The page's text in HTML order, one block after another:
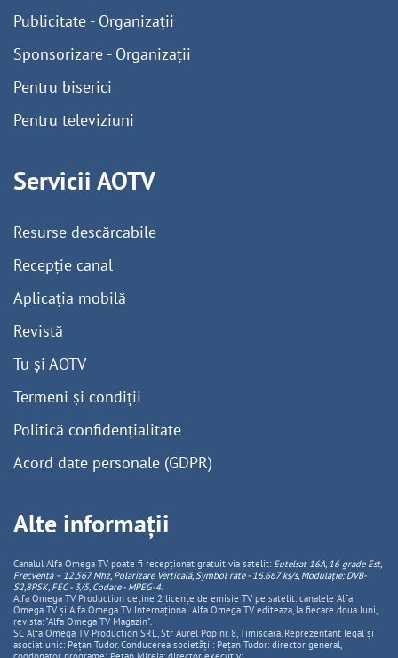
Publicitate - Organizații
Sponsorizare - Organizații
Pentru biserici
Pentru televiziuni
Servicii AOTV
Resurse descărcabile
Recepție canal
Aplicația mobilă
Revistă
Tu și AOTV
Termeni și condiții
Politică confidențialitate
Acord date personale (GDPR)
Alte informații
Canalul Alfa Omega TV poate fi recepționat gratuit via satelit: Eutelsat 16A, 16 grade Est,
Frecventa – 12.567 Mhz, PolarizareVerticală, Symbol rate - 16.667 ks/s, Modulație: DVB-
S2,8PSK, FEC - 3/5, Codare - MPEG-4.
Alfa Omega TV Production deține 2 licențe de emisie TV pe satelit: canalele Alfa
Omega TV și Alfa Omega TV Internațional. Alfa Omega TV editeaza, la fiecare doua luni,
revista: "Alfa Omega TV Magazin".
SC Alfa Omega TV Production SRL, Str Aurel Pop nr. 8, Timisoara. Reprezentant legal și
asociat unic: Pețan Tudor. Conducerea societății: Pețan Tudor: director general,